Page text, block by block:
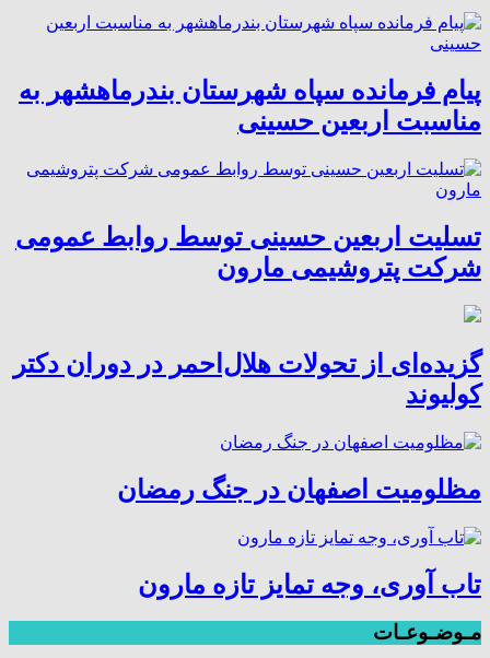
پیام فرمانده سپاه شهرستان بندرماهشهر به
مناسبت اربعین حسینی
تسلیت اربعین حسینی توسط روابط عمومی
شرکت پتروشیمی مارون
گزیده‌ای از تحولات هلال‌احمر در دوران دکتر
کولیوند
مظلومیت اصفهان در جنگ رمضان
تاب آوری، وجه تمایز تازه مارون
مـوضـوعـات